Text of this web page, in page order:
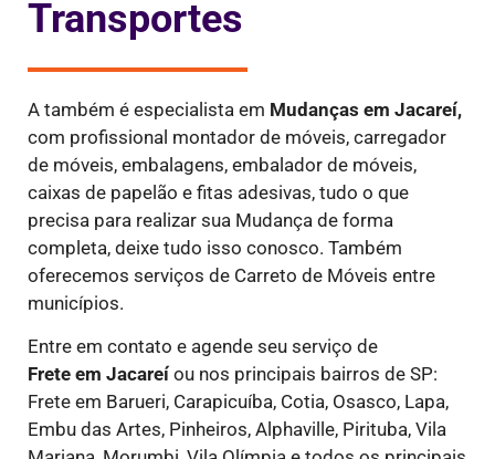
Transportes
A também é especialista em Mudanças em Jacareí,
com profissional montador de móveis, carregador
de móveis, embalagens, embalador de móveis,
caixas de papelão e fitas adesivas, tudo o que
precisa para realizar sua Mudança de forma
completa, deixe tudo isso conosco. Também
oferecemos serviços de Carreto de Móveis entre
municípios.
Entre em contato e agende seu serviço de
Frete em Jacareí ou nos principais bairros de SP:
Frete em Barueri, Carapicuíba, Cotia, Osasco, Lapa,
Embu das Artes, Pinheiros, Alphaville, Pirituba, Vila